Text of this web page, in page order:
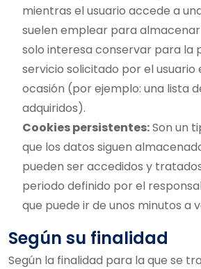
mientras el usuario accede a
suelen emplear para
solo interesa conservar para la
servicio solicitado por el usuario
ocasión (por ejemplo: una lista
adquiridos).
Cookies persistentes:Son un
que los datos siguen
pueden ser accedidos y
periodo definido por el
que puede ir de unos minutos a
Según su finalidad
Según la finalidad para la que se